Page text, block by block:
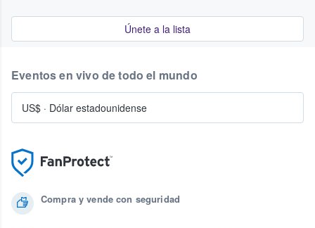
Únete a la lista
Compra y vende con seguridad
Eventos en vivo de todo el mundo
US$ · Dólar estadounidense